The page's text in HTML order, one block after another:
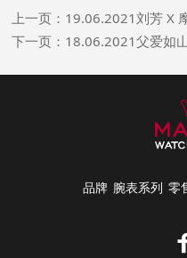
上一页：19.06.2021刘芳 X
下一页：18.06.2021父爱如
品牌 腕表系列 零